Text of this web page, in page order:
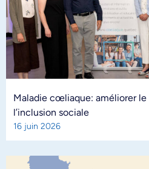
Maladie cœliaque: améliorer le
l’inclusion sociale
16 juin 2026